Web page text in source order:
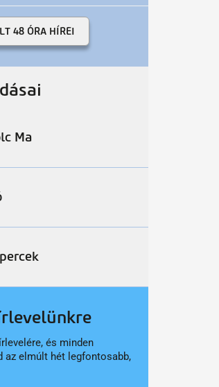
48 ÓRA HÍREI
Ma
és minden
az elmúlt hét legfontosabb,